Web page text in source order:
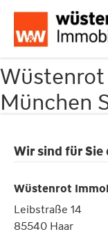
Wir sind für Sie
Wüstenrot
Leibstraße 14
85540 Haar
München